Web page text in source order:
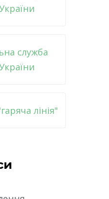
служба
лінія"